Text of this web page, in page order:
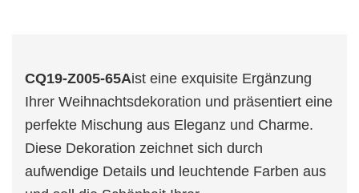
CQ19-Z005-65Aist eine exquisite Ergänzung
Ihrer Weihnachtsdekoration und präsentiert eine
perfekte Mischung aus Eleganz und Charme.
Diese Dekoration zeichnet sich durch
aufwendige Details und leuchtende Farben aus